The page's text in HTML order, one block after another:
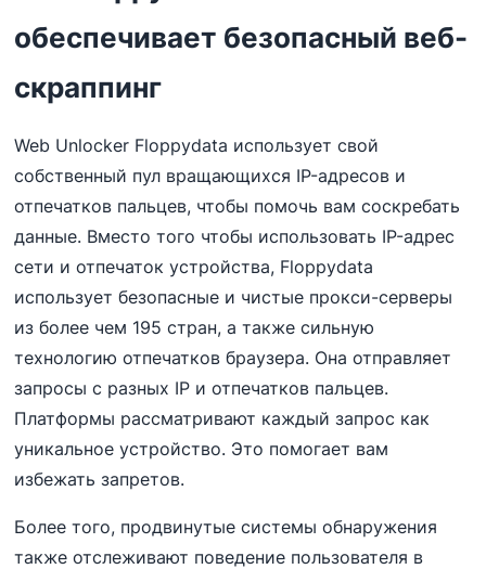
обеспечивает безопасный веб-
скраппинг
Web Unlocker Floppydata использует свой
собственный пул вращающихся IP-адресов и
отпечатков пальцев, чтобы помочь вам соскребать
данные. Вместо того чтобы использовать IP-адрес
сети и отпечаток устройства, Floppydata
использует безопасные и чистые прокси-серверы
из более чем 195 стран, а также сильную
технологию отпечатков браузера. Она отправляет
запросы с разных IP и отпечатков пальцев.
Платформы рассматривают каждый запрос как
уникальное устройство. Это помогает вам
избежать запретов.
Более того, продвинутые системы обнаружения
также отслеживают поведение пользователя в